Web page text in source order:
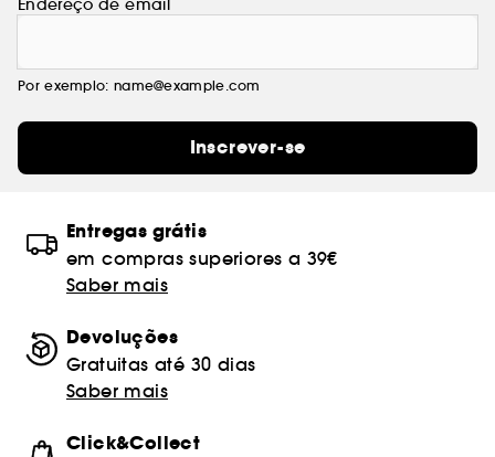
Endereço de email
Por exemplo: name@example.com
Inscrever-se
Entregas grátis
em compras superiores a 39€
Saber mais
Devoluções
Gratuitas até 30 dias
Saber mais
Click&Collect